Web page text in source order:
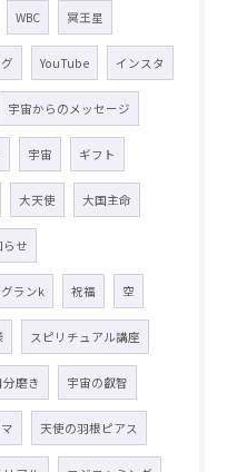
WBC 冥王星
YouTube インスタ
宇宙からのメッセージ
宇宙 ギフト
大天使 大国主命
らせ
ランk 祝福 空
スピリチュアル講座
分磨き 宇宙の叡智
天使の羽根ピアス